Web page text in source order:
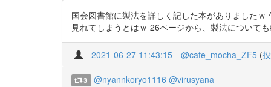
国会図書館に製法を詳しく記した本がありました
見れてしまうとはｗ 26ページから、製法について
2021-06-27 11:43:15 @cafe_mocha_ZF5 (
3 @nyannkoryo1116 @virusyana